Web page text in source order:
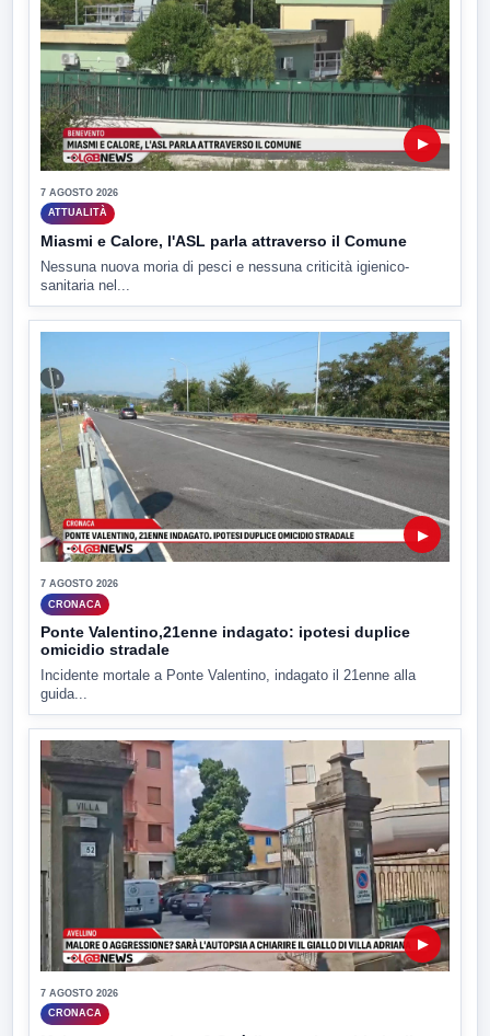
▶
7 AGOSTO 2026
ATTUALITÀ
Miasmi e Calore, l'ASL parla attraverso il Comune
Nessuna nuova moria di pesci e nessuna criticità igienico-
sanitaria nel...
▶
7 AGOSTO 2026
CRONACA
Ponte Valentino,21enne indagato: ipotesi duplice
omicidio stradale
Incidente mortale a Ponte Valentino, indagato il 21enne alla
guida...
▶
7 AGOSTO 2026
CRONACA